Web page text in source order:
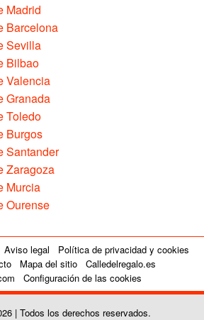
Madrid
Barcelona
Sevilla
Bilbao
Valencia
Granada
Toledo
Burgos
Santander
Zaragoza
Murcia
Ourense
Aviso legal
Política de privacidad y cookies
Mapa del sitio
Calledelregalo.es
Configuración de las cookies
| Todos los derechos reservados.